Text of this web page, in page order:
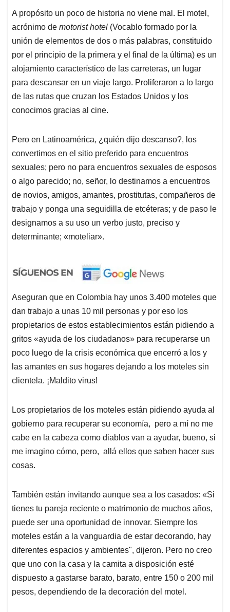
A propósito un poco de historia no viene mal. El motel,
acrónimo de motorist hotel (Vocablo formado por la
unión de elementos de dos o más palabras, constituido
por el principio de la primera y el final de la última) es un
alojamiento característico de las carreteras, un lugar
para descansar en un viaje largo. Proliferaron a lo largo
de las rutas que cruzan los Estados Unidos y los
conocimos gracias al cine.
Pero en Latinoamérica, ¿quién dijo descanso?, los
convertimos en el sitio preferido para encuentros
sexuales; pero no para encuentros sexuales de esposos
o algo parecido; no, señor, lo destinamos a encuentros
de novios, amigos, amantes, prostitutas, compañeros de
trabajo y ponga una seguidilla de etcéteras; y de paso le
designamos a su uso un verbo justo, preciso y
determinante; «moteliar».
Aseguran que en Colombia hay unos 3.400 moteles que
dan trabajo a unas 10 mil personas y por eso los
propietarios de estos establecimientos están pidiendo a
gritos «ayuda de los ciudadanos» para recuperarse un
poco luego de la crisis económica que encerró a los y
las amantes en sus hogares dejando a los moteles sin
clientela. ¡Maldito virus!
Los propietarios de los moteles están pidiendo ayuda al
gobierno para recuperar su economía, pero a mí no me
cabe en la cabeza como diablos van a ayudar, bueno, si
me imagino cómo, pero, allá ellos que saben hacer sus
cosas.
También están invitando aunque sea a los casados: «Si
tienes tu pareja reciente o matrimonio de muchos años,
puede ser una oportunidad de innovar. Siempre los
moteles están a la vanguardia de estar decorando, hay
diferentes espacios y ambientes", dijeron. Pero no creo
que uno con la casa y la camita a disposición esté
dispuesto a gastarse barato, barato, entre 150 o 200 mil
pesos, dependiendo de la decoración del motel.